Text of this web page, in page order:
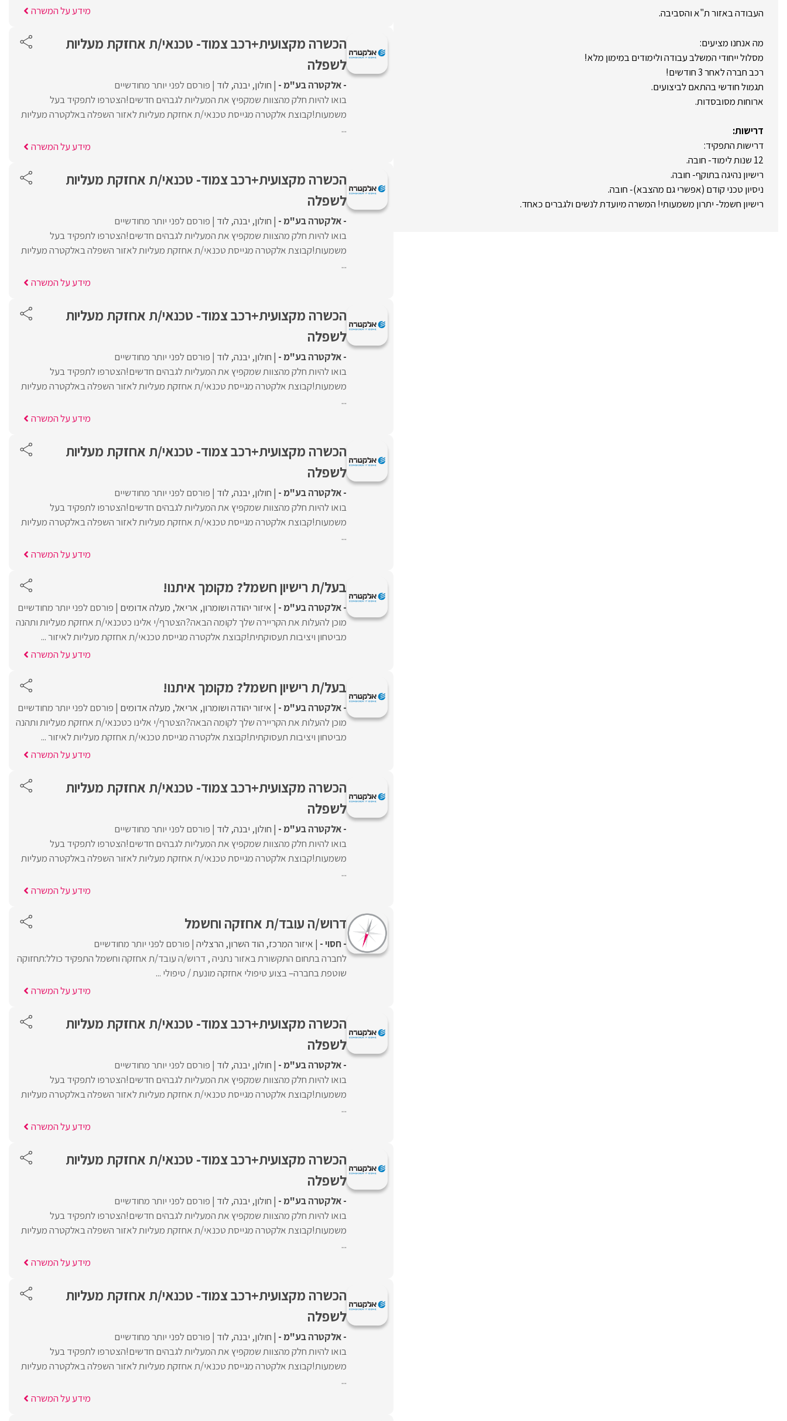
העבודה באזור ת"א והסביבה.
מה אנחנו מציעים:
מסלול ייחודי המשלב עבודה ולימודים במימון מלא!
רכב חברה לאחר 3 חודשים!
תגמול חודשי בהתאם לביצועים.
ארוחות מסובסדות.
דרישות:
דרישות התפקיד:
12 שנות לימוד- חובה.
רישיון נהיגה בתוקף- חובה.
ניסיון טכני קודם (אפשרי גם מהצבא)- חובה.
רישיון חשמל- יתרון משמעותי! המשרה מיועדת לנשים ולגברים כאחד.
מידע על המשרה
הכשרה מקצועית+רכב צמוד- טכנאי/ת אחזקת מעליות
לשפלה
- אלקטרה בע"מ - חולון יבנה לוד פורסם לפני יותר מחודשיים
בואו להיות חלק מהצוות שמקפיץ את המעליות לגבהים חדשים!הצטרפו לתפקיד בעל
משמעות!קבוצת אלקטרה מגייסת טכנאי/ת אחזקת מעליות לאזור השפלה באלקטרה מעליות
...
מידע על המשרה
הכשרה מקצועית+רכב צמוד- טכנאי/ת אחזקת מעליות
לשפלה
- אלקטרה בע"מ - חולון יבנה לוד פורסם לפני יותר מחודשיים
בואו להיות חלק מהצוות שמקפיץ את המעליות לגבהים חדשים!הצטרפו לתפקיד בעל
משמעות!קבוצת אלקטרה מגייסת טכנאי/ת אחזקת מעליות לאזור השפלה באלקטרה מעליות
...
מידע על המשרה
הכשרה מקצועית+רכב צמוד- טכנאי/ת אחזקת מעליות
לשפלה
- אלקטרה בע"מ - חולון יבנה לוד פורסם לפני יותר מחודשיים
בואו להיות חלק מהצוות שמקפיץ את המעליות לגבהים חדשים!הצטרפו לתפקיד בעל
משמעות!קבוצת אלקטרה מגייסת טכנאי/ת אחזקת מעליות לאזור השפלה באלקטרה מעליות
...
מידע על המשרה
הכשרה מקצועית+רכב צמוד- טכנאי/ת אחזקת מעליות
לשפלה
- אלקטרה בע"מ - חולון יבנה לוד פורסם לפני יותר מחודשיים
בואו להיות חלק מהצוות שמקפיץ את המעליות לגבהים חדשים!הצטרפו לתפקיד בעל
משמעות!קבוצת אלקטרה מגייסת טכנאי/ת אחזקת מעליות לאזור השפלה באלקטרה מעליות
...
מידע על המשרה
בעל/ת רישיון חשמל? מקומך איתנו!
- אלקטרה בע"מ - איזור יהודה ושומרון אריאל מעלה אדומים פורסם לפני יותר מחודשיים
מוכן להעלות את הקריירה שלך לקומה הבאה?הצטרף/י אלינו כטכנאי/ת אחזקת מעליות ותהנה
מביטחון ויציבות תעסוקתית!קבוצת אלקטרה מגייסת טכנאי/ת אחזקת מעליות לאיזור ...
מידע על המשרה
בעל/ת רישיון חשמל? מקומך איתנו!
- אלקטרה בע"מ - איזור יהודה ושומרון אריאל מעלה אדומים פורסם לפני יותר מחודשיים
מוכן להעלות את הקריירה שלך לקומה הבאה?הצטרף/י אלינו כטכנאי/ת אחזקת מעליות ותהנה
מביטחון ויציבות תעסוקתית!קבוצת אלקטרה מגייסת טכנאי/ת אחזקת מעליות לאיזור ...
מידע על המשרה
הכשרה מקצועית+רכב צמוד- טכנאי/ת אחזקת מעליות
לשפלה
- אלקטרה בע"מ - חולון יבנה לוד פורסם לפני יותר מחודשיים
בואו להיות חלק מהצוות שמקפיץ את המעליות לגבהים חדשים!הצטרפו לתפקיד בעל
משמעות!קבוצת אלקטרה מגייסת טכנאי/ת אחזקת מעליות לאזור השפלה באלקטרה מעליות
...
מידע על המשרה
דרוש/ה עובד/ת אחזקה וחשמל
- חסוי - איזור המרכז הוד השרון הרצליה פורסם לפני יותר מחודשיים
לחברה בתחום התקשורת באזור נתניה , דרוש/ה עובד/ת אחזקה וחשמל התפקיד כולל:תחזוקה
שוטפת בחברה– בצוע טיפולי אחזקה מונעת / טיפולי ...
מידע על המשרה
הכשרה מקצועית+רכב צמוד- טכנאי/ת אחזקת מעליות
לשפלה
- אלקטרה בע"מ - חולון יבנה לוד פורסם לפני יותר מחודשיים
בואו להיות חלק מהצוות שמקפיץ את המעליות לגבהים חדשים!הצטרפו לתפקיד בעל
משמעות!קבוצת אלקטרה מגייסת טכנאי/ת אחזקת מעליות לאזור השפלה באלקטרה מעליות
...
מידע על המשרה
הכשרה מקצועית+רכב צמוד- טכנאי/ת אחזקת מעליות
לשפלה
- אלקטרה בע"מ - חולון יבנה לוד פורסם לפני יותר מחודשיים
בואו להיות חלק מהצוות שמקפיץ את המעליות לגבהים חדשים!הצטרפו לתפקיד בעל
משמעות!קבוצת אלקטרה מגייסת טכנאי/ת אחזקת מעליות לאזור השפלה באלקטרה מעליות
...
מידע על המשרה
הכשרה מקצועית+רכב צמוד- טכנאי/ת אחזקת מעליות
לשפלה
- אלקטרה בע"מ - חולון יבנה לוד פורסם לפני יותר מחודשיים
בואו להיות חלק מהצוות שמקפיץ את המעליות לגבהים חדשים!הצטרפו לתפקיד בעל
משמעות!קבוצת אלקטרה מגייסת טכנאי/ת אחזקת מעליות לאזור השפלה באלקטרה מעליות
...
מידע על המשרה